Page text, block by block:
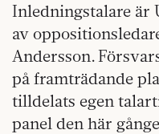
Inledningstalare
av
Andersson.
på framträdande
tilldelats egen
panel den här